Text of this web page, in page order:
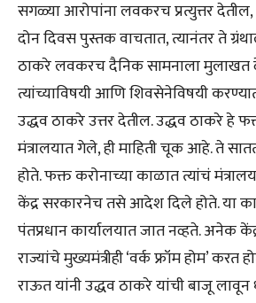
सगळ्या आरोपांना लवकरच प्रत्युत्तर
दोन दिवस पुस्तक वाचतात, त्यानंतर ते
ठाकरे लवकरच दैनिक सामनाला मुलाखत
त्यांच्याविषयी आणि शिवसेनेविषयी
उद्धव ठाकरे उत्तर देतील. उद्धव ठाकरे हे
मंत्रालयात गेले, ही माहिती चूक आहे. ते
होते. फक्त करोनाच्या काळात त्यांचं
केंद्र सरकारनेच तसे आदेश दिले होते. या
पंतप्रधान कार्यालयात जात नव्हते. अनेक
राज्यांचे मुख्यमंत्रीही ‘वर्क फ्रॉम होम’
राऊत यांनी उद्धव ठाकरे यांची बाजू लावून